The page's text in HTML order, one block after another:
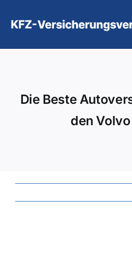
Inhalt
Hilfe und Kontakt
Die Beste
den